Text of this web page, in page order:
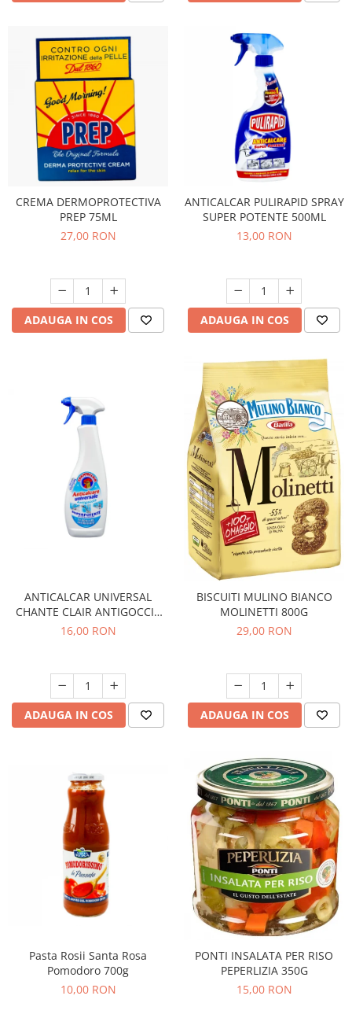
CREMA DERMOPROTECTIVA
PREP 75ML
27,00 RON
ADAUGA IN COS
ANTICALCAR PULIRAPID SPRAY
SUPER POTENTE 500ML
13,00 RON
ADAUGA IN COS
ANTICALCAR UNIVERSAL
CHANTE CLAIR ANTIGOCCIA
625ML
16,00 RON
ADAUGA IN COS
BISCUITI MULINO BIANCO
MOLINETTI 800G
29,00 RON
ADAUGA IN COS
Pasta Rosii Santa Rosa
Pomodoro 700g
10,00 RON
PONTI INSALATA PER RISO
PEPERLIZIA 350G
15,00 RON